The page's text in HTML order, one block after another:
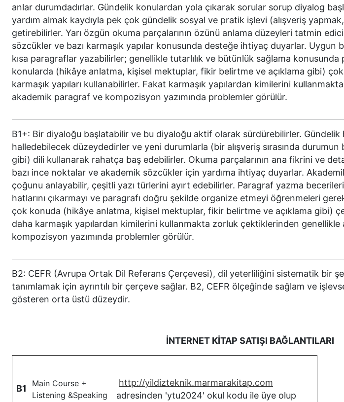
anlar durumdadırlar. Gündelik konulardan yola çıkarak sorular sorup diyalog
yardım almak kaydıyla pek çok gündelik sosyal ve pratik işlevi (alışveriş
getirebilirler. Yarı özgün okuma parçalarının özünü anlama düzeyleri tatmin
sözcükler ve bazı karmaşık yapılar konusunda desteğe ihtiyaç duyarlar. Uygun
kısa paragraflar yazabilirler; genellikle tutarlılık ve bütünlük sağlama konusunda
konularda (hikâye anlatma, kişisel mektuplar, fikir belirtme ve açıklama gibi) çok
karmaşık yapıları kullanabilirler. Fakat karmaşık yapılardan kimilerini
akademik paragraf ve kompozisyon yazımında problemler görülür.
B1+: Bir diyaloğu başlatabilir ve bu diyaloğu aktif olarak sürdürebilirler. Gündelik
halledebilecek düzeydedirler ve yeni durumlarla (bir alışveriş sırasında
gibi) dili kullanarak rahatça baş edebilirler. Okuma parçalarının ana fikrini ve
bazı ince noktalar ve akademik sözcükler için yardıma ihtiyaç duyarlar.
çoğunu anlayabilir, çeşitli yazı türlerini ayırt edebilirler. Paragraf yazma
hatlarını çıkarmayı ve paragrafı doğru şekilde organize etmeyi öğrenmeleri
çok konuda (hikâye anlatma, kişisel mektuplar, fikir belirtme ve açıklama gibi)
daha karmaşık yapılardan kimilerini kullanmakta zorluk çektiklerinden
kompozisyon yazımında problemler görülür.
B2: CEFR (Avrupa Ortak Dil Referans Çerçevesi), dil yeterliliğini sistematik bir
tanımlamak için ayrıntılı bir çerçeve sağlar. B2, CEFR ölçeğinde sağlam ve
gösteren orta üstü düzeydir.
İNTERNET KİTAP SATIŞI BAĞLANTILARI
B1
Main Course +
Listening &Speaking
http://yildizteknik.marmarakitap.com
adresinden 'ytu2024' okul kodu ile üye olup